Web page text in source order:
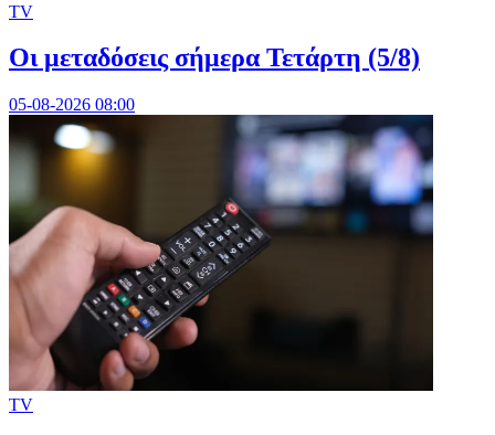
TV
Οι μεταδόσεις σήμερα Τετάρτη (5/8)
05-08-2026 08:00
TV